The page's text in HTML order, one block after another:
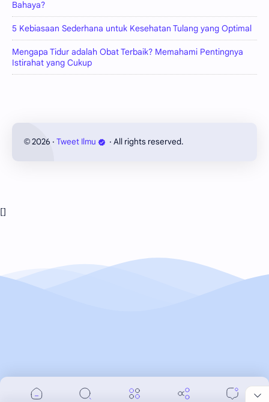
Bahaya?
5 Kebiasaan Sederhana untuk Kesehatan Tulang yang Optimal
Mengapa Tidur adalah Obat Terbaik? Memahami Pentingnya
Istirahat yang Cukup
© 2026 ‧ Tweet Ilmu ‧ All rights reserved.
[]